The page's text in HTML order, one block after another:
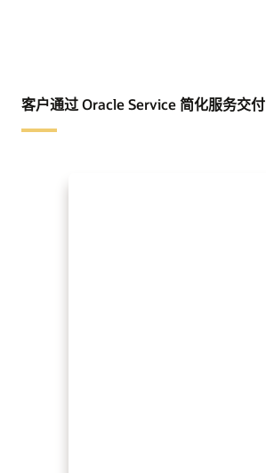
客户通过 Oracle Service 简化服务交付